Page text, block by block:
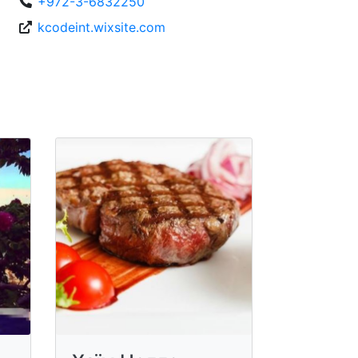
kcodeint.wixsite.com